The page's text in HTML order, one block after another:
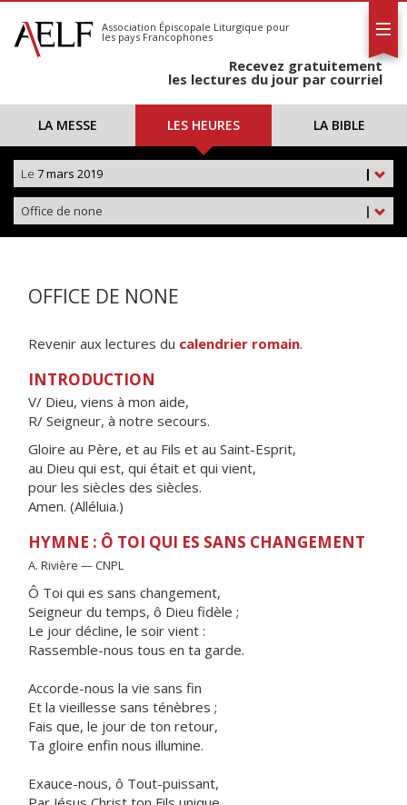
S'abonner
Calendrier
Association Épiscopale Liturgique pour
les pays Francophones
Recevez gratuitement
les lectures du jour par courriel
LA MESSE LES HEURES LA BIBLE
|
Le 7 mars 2019
|
Office de none
OFFICE DE NONE
Revenir aux lectures du calendrier romain.
INTRODUCTION
V/ Dieu, viens à mon aide,
R/ Seigneur, à notre secours.
Gloire au Père, et au Fils et au Saint-Esprit,
au Dieu qui est, qui était et qui vient,
pour les siècles des siècles.
Amen. (Alléluia.)
HYMNE : Ô TOI QUI ES SANS CHANGEMENT
A. Rivière — CNPL
Ô Toi qui es sans changement,
Seigneur du temps, ô Dieu fidèle ;
Le jour décline, le soir vient :
Rassemble-nous tous en ta garde.
Accorde-nous la vie sans fin
Et la vieillesse sans ténèbres ;
Fais que, le jour de ton retour,
Ta gloire enfin nous illumine.
Exauce-nous, ô Tout-puissant,